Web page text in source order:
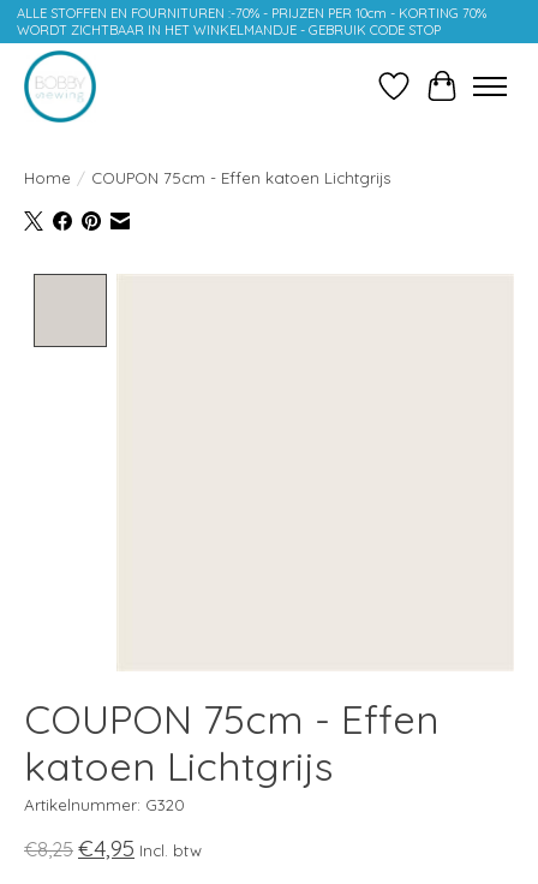
ALLE STOFFEN EN FOURNITUREN :-70% - PRIJZEN PER 10cm - KORTING 70%
WORDT ZICHTBAAR IN HET WINKELMANDJE - GEBRUIK CODE STOP
Verlanglijst
Home / COUPON 75cm - Effen katoen Lichtgrijs
COUPON 75cm - Effen
katoen Lichtgrijs
Artikelnummer: G320
€8,25 €4,95 Incl. btw